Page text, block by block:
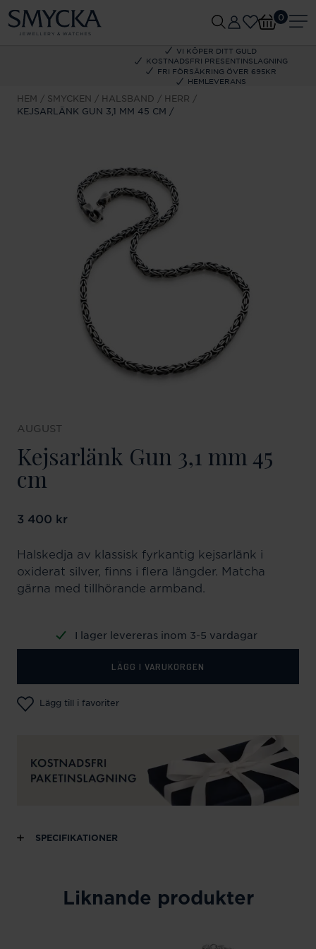
VI KÖPER DITT GULD
KOSTNADSFRI PRESENTINSLAGNING
FRI FÖRSÄKRING ÖVER 695KR
HEMLEVERANS
0
HEM SMYCKEN HALSBAND
HERR
KEJSARLÄNK GUN 3,1 MM 45 CM
AUGUST
Kejsarlänk Gun 3,1 mm 45
cm
Pris:3 400 kr
3 400 kr
Halskedja av klassisk fyrkantig kejsarlänk i
oxiderat silver, finns i flera längder. Matcha
gärna med tillhörande armband.
I lager levereras inom 3-5 vardagar
LÄGG I VARUKORGEN
Lägg till i favoriter
SPECIFIKATIONER
Liknande produkter